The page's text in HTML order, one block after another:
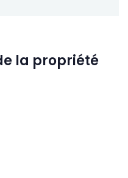
la propriété